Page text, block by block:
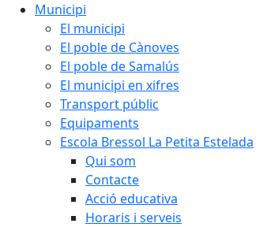
Municipi
El municipi
El poble de Cànoves
El poble de Samalús
El municipi en xifres
Transport públic
Equipaments
Escola Bressol La Petita Estelada
Qui som
Contacte
Acció educativa
Horaris i serveis